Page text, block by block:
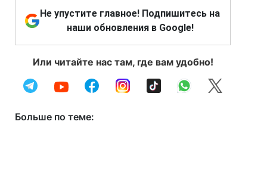
Не упустите главное! Подпишитесь на
наши обновления в Google!
Или читайте нас там, где вам удобно!
Больше по теме: